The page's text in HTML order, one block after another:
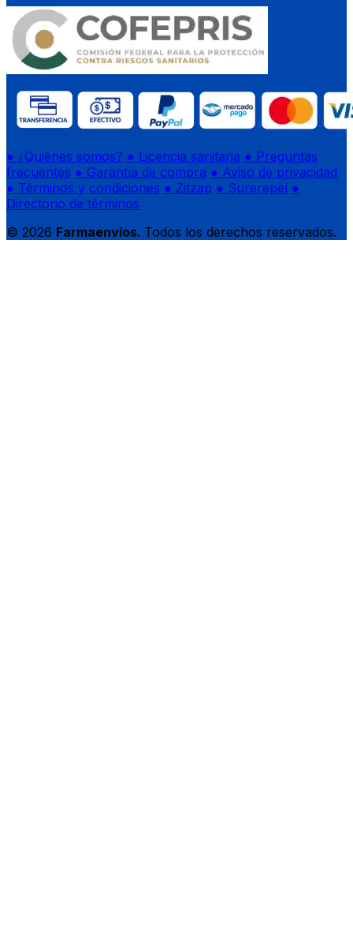
● ¿Quiénes somos? ● Licencia sanitaria ● Preguntas
frecuentes ● Garantía de compra ● Aviso de privacidad
● Términos y condiciones ● Zitzap ● Surerepel ●
Directorio de términos
© 2026 Farmaenvíos. Todos los derechos reservados.